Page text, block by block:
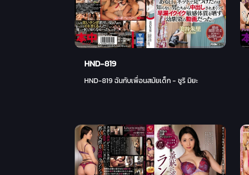
HND-819
HND-819 ฉันกับเพื่อนสมัยเด็ก - ชูริ มิยะ